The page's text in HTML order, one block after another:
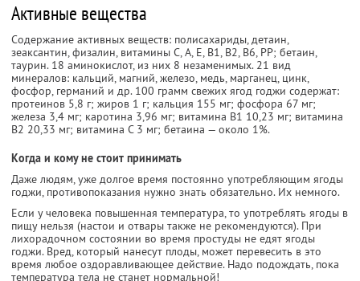
Активные вещества
Содержание активных веществ: полисахариды, детаин,
зеаксантин, физалин, витамины С, А, Е, В1, В2, В6, PP; бетаин,
таурин. 18 аминокислот, из них 8 незаменимых. 21 вид
минералов: кальций, магний, железо, медь, марганец, цинк,
фосфор, германий и др. 100 грамм свежих ягод годжи содержат:
протеинов 5,8 г; жиров 1 г; кальция 155 мг; фосфора 67 мг;
железа 3,4 мг; каротина 3,96 мг; витамина В1 10,23 мг; витамина
В2 20,33 мг; витамина С 3 мг; бетаина — около 1%.
Когда и кому не стоит принимать
Даже людям, уже долгое время постоянно употребляющим ягоды
годжи, противопоказания нужно знать обязательно. Их немного.
Если у человека повышенная температура, то употреблять ягоды в
пищу нельзя (настои и отвары также не рекомендуются). При
лихорадочном состоянии во время простуды не едят ягоды
годжи. Вред, который нанесут плоды, может перевесить в это
время любое оздоравливающее действие. Надо подождать, пока
температура тела не станет нормальной!